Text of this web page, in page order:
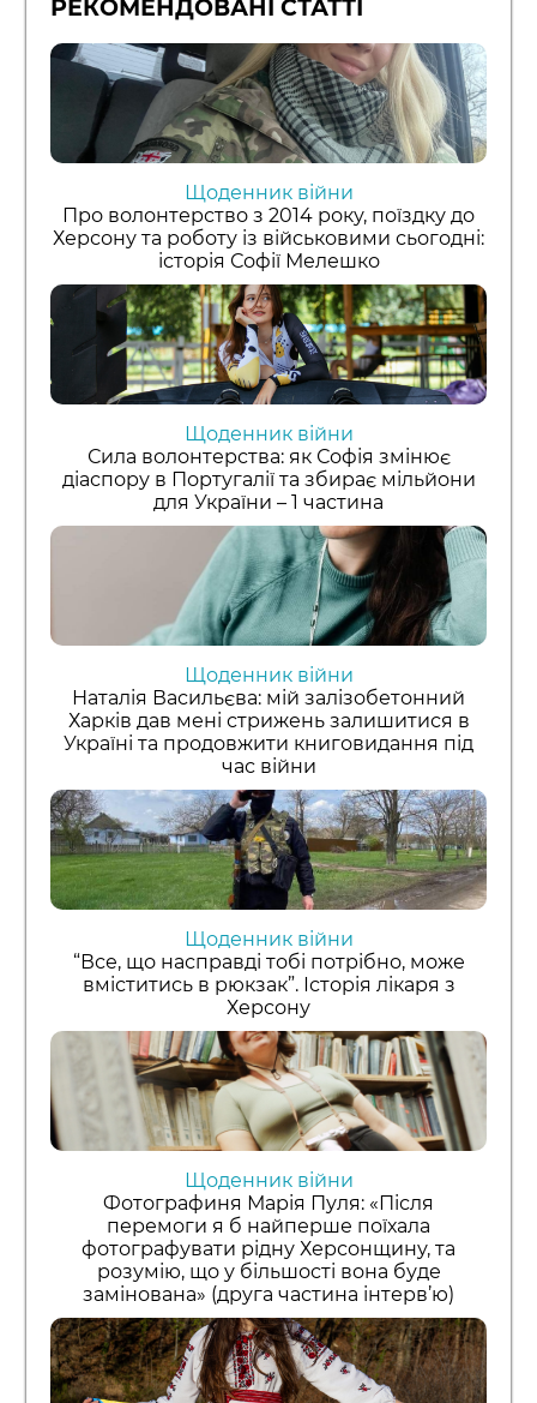
РЕКОМЕНДОВАНІ СТАТТІ
Щоденник війни
Про волонтерство з 2014 року, поїздку до
Херсону та роботу із військовими сьогодні:
історія Софії Мелешко
Щоденник війни
Сила волонтерства: як Софія змінює
діаспору в Португалії та збирає мільйони
для України – 1 частина
Щоденник війни
Наталія Васильєва: мій залізобетонний
Харків дав мені стрижень залишитися в
Україні та продовжити книговидання під
час війни
Щоденник війни
“Все, що насправді тобі потрібно, може
вміститись в рюкзак”. Історія лікаря з
Херсону
Щоденник війни
Фотографиня Марія Пуля: «Після
перемоги я б найперше поїхала
фотографувати рідну Херсонщину, та
розумію, що у більшості вона буде
замінована» (друга частина інтерв’ю)